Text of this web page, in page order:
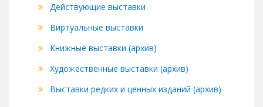
Действующие выставки
Виртуальные выставки
Книжные выставки (архив)
Художественные выставки (архив)
Выставки редких и ценных изданий (архив)